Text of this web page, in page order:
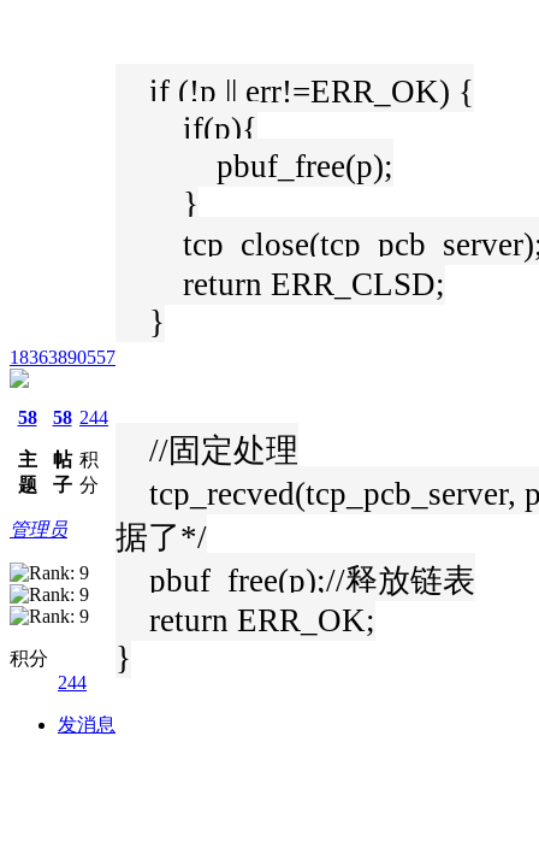
18363890557
58
主
题
58
帖
子
244
积
分
管理员
积分
244
发消息
if (!p || err!=ERR_OK) {
if(p){
pbuf_free(p);
}
return ERR_CLSD;
}
//固定处理
据了*/
pbuf_free(p);//释放链表
return ERR_OK;
}